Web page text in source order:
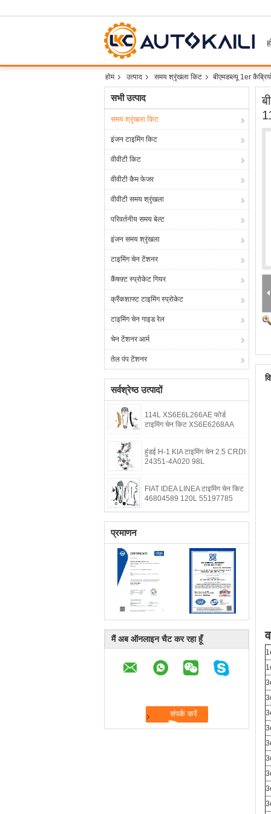
होम उत्पाद समय श्रृंखला किट बीएमडब्ल्यू 1er
सभी उत्पाद
समय श्रृंखला किट
इंजन टाइमिंग किट
वीवीटी किट
वीवीटी कैम फेजर
वीवीटी समय श्रृंखला
परिवर्तनीय समय बेल्ट
इंजन समय श्रृंखला
टाइमिंग चेन टेंशनर
कैंषफ़्ट स्प्रोकेट गियर
क्रैंकशाफ्ट टाइमिंग स्प्रोकेट
टाइमिंग चेन गाइड रेल
चेन टेंशनर आर्म
तेल पंप टेंशनर
सर्वश्रेष्ठ उत्पादों
114L XS6E6L266AE फोर्ड
टाइमिंग चेन किट XS6E6268AA
हुंडई H-1 KIA टाइमिंग चेन 2.5 CRDI
24351-4A020 98L
FIAT IDEA LINEA टाइमिंग चेन किट
46804589 120L 55197785
प्रमाणन
मैं अब ऑनलाइन चैट कर रहा हूँ